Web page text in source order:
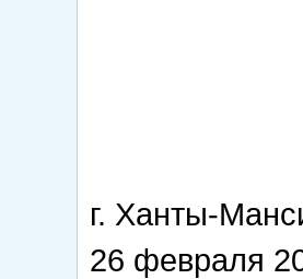
г. Ханты-
26 февраля